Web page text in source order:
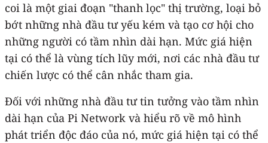
coi là một giai đoạn "thanh lọc" thị trường, loại bỏ
bớt những nhà đầu tư yếu kém và tạo cơ hội cho
những người có tầm nhìn dài hạn. Mức giá hiện
tại có thể là vùng tích lũy mới, nơi các nhà đầu tư
chiến lược có thể cân nhắc tham gia.
Đối với những nhà đầu tư tin tưởng vào tầm nhìn
dài hạn của Pi Network và hiểu rõ về mô hình
phát triển độc đáo của nó, mức giá hiện tại có thể